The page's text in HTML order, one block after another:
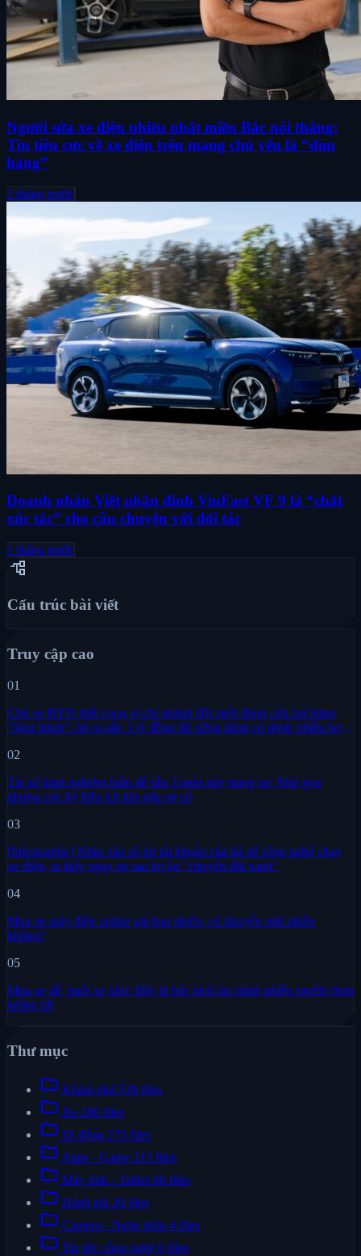
Người sửa xe điện nhiều nhất miền Bắc nói thẳng:
Tin tiêu cực về xe điện trên mạng chủ yếu là “dìm
hàng”
2 tháng trước
Doanh nhân Việt nhận định VinFast VF 9 là “chất
xúc tác” cho câu chuyện với đối tác
1 tháng trước
account_tree
Cấu trúc bài viết
Truy cập cao
01
Chủ xe BYD thất vọng vì chi nhánh đột ngột đóng cửa mà hãng
"lặng thinh": bỏ ra gần 1 tỷ đồng thì xứng đáng có được nhiều hơn
02
Tài xế kinh nghiệm luôn để sẵn 3 món này trong xe: Nhỏ gọn
nhưng cực kỳ hữu ích khi gặp sự cố
03
[Infographic] Nhìn vào số dư tài khoản của tài xế công nghệ chạy
xe điện, ta thấy ngay tại sao họ lại "chuyển đổi xanh"
04
Mua xe máy điện online giá bao nhiêu, có khuyến mãi nhiều
không?
05
Mua xe dễ, nuôi xe khó: Đây là bóc tách tài chính nhiều người chưa
lường tới
Thư mục
folder Khám phá 538 files
folder Xe 280 files
folder Di động 275 files
folder Apps - Game 213 files
folder Máy tính - Tablet 66 files
folder Đánh giá 20 files
folder Camera - Nghe nhìn 4 files
folder Tin tức công nghệ 0 files